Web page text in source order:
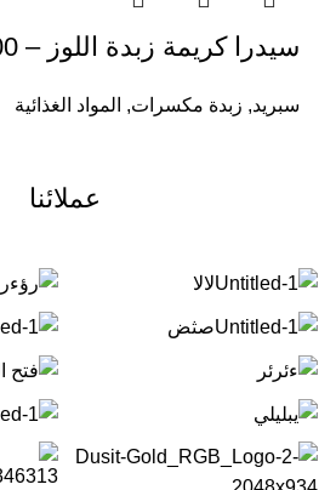
سيدرا كريمة زبدة اللوز – 200 جم
سبريد, زبدة مكسرات, المواد الغذائية
عملائنا